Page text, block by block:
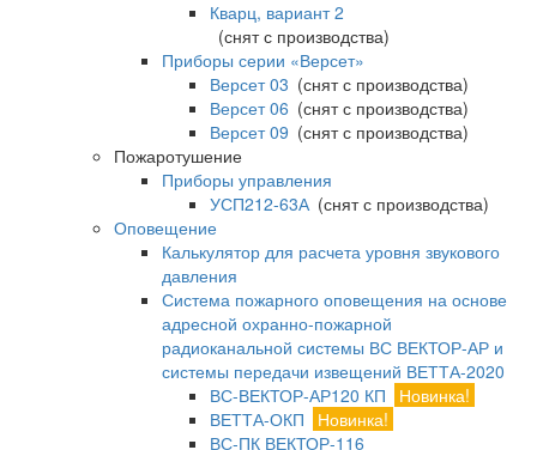
Кварц, вариант 2
(снят с производства)
Приборы серии «Версет»
Версет 03 (снят с производства)
Версет 06 (снят с производства)
Версет 09 (снят с производства)
Пожаротушение
Приборы управления
УСП212-63А(снят с производства)
Оповещение
Калькулятор для расчета уровня звукового
давления
Система пожарного оповещения на основе
адресной охранно-пожарной
радиоканальной системы ВС ВЕКТОР-АР и
системы передачи извещений ВЕТТА-2020
ВС-ВЕКТОР-АР120 КП
Новинка!
ВЕТТА-ОКП
Новинка!
ВС-ПК ВЕКТОР-116